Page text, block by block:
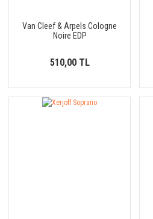
Van Cleef & Arpels Cologne
Noire EDP
510,00 TL